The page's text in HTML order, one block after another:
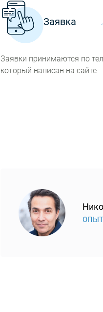
Заявка
Заявки принимаются по
который написан на сайте